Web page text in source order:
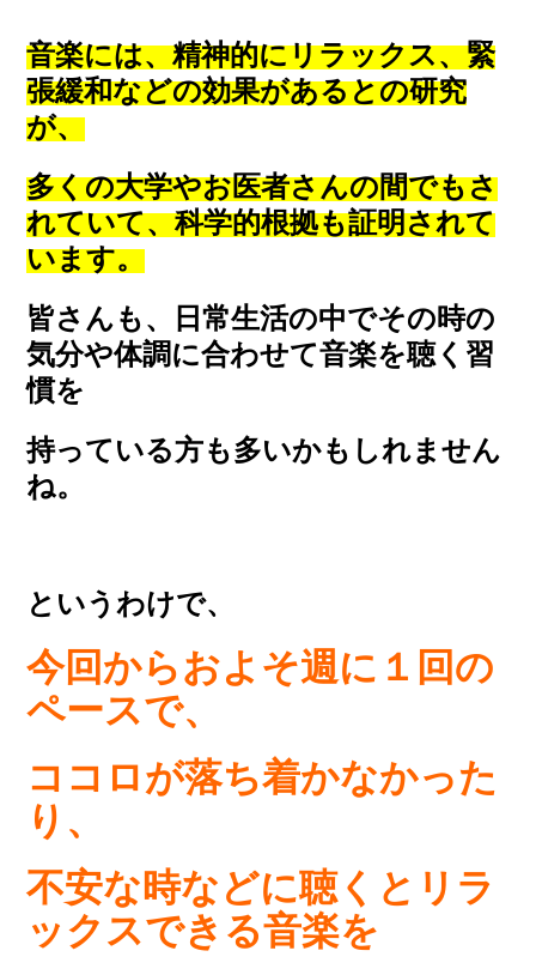
音楽には、精神的にリラックス、緊
張緩和などの効果があるとの研究
が、
多くの大学やお医者さんの間でもさ
れていて、科学的根拠も証明されて
います。
皆さんも、日常生活の中でその時の
気分や体調に合わせて音楽を聴く習
慣を
持っている方も多いかもしれません
ね。
というわけで、
今回からおよそ週に１回の
ペースで、
ココロが落ち着かなかった
り、
不安な時などに聴くとリラ
ックスできる音楽を